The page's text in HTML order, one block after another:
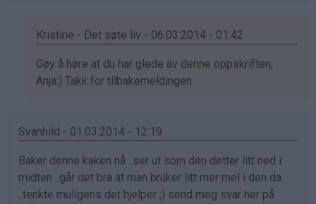
Kristine - Det søte liv - 06.03.2014 - 01:42
Som
svar
Anja
(ikke
bekreftet)
Gøy å høre at du har glede av denne oppskriften,
Anja:) Takk for tilbakemeldingen
Svanhild - 01.03.2014 - 12:19
Baker denne kaken nå ..ser ut som den detter litt ned i
midten ..går det bra at man bruker litt mer mel i den da
..tenkte muligens det hjelper ;) send meg svar her på